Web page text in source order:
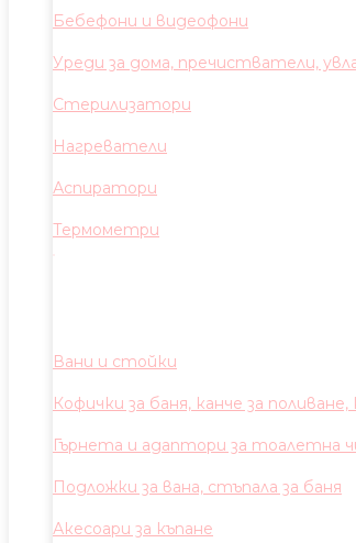
Бебефони и видеофони
Уреди за дома, пречистватели,
Стерилизатори
Нагреватели
Аспиратори
Термометри
Вани и стойки
Кофички за баня, канче за поливане,
Гърнета и адаптори за тоалетна
Подложки за вана, стъпала за баня
Акесоари за къпане